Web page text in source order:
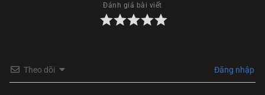
Đánh giá bài viết
Theo dõi Đăng nhập